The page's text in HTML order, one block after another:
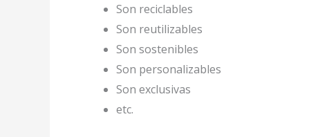
Son reciclables
Son reutilizables
Son sostenibles
Son personalizables
Son exclusivas
etc.